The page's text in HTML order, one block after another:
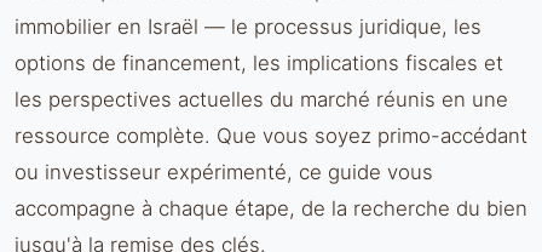
immobilier en Israël — le processus juridique, les
options de financement, les implications fiscales et
les perspectives actuelles du marché réunis en une
ressource complète. Que vous soyez primo-accédant
ou investisseur expérimenté, ce guide vous
accompagne à chaque étape, de la recherche du bien
jusqu'à la remise des clés.